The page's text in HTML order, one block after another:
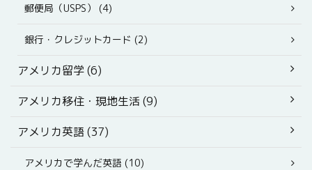
郵便局（USPS） (4)
銀行・クレジットカード (2)
アメリカ留学 (6)
アメリカ移住・現地生活 (9)
アメリカ英語 (37)
アメリカで学んだ英語 (10)